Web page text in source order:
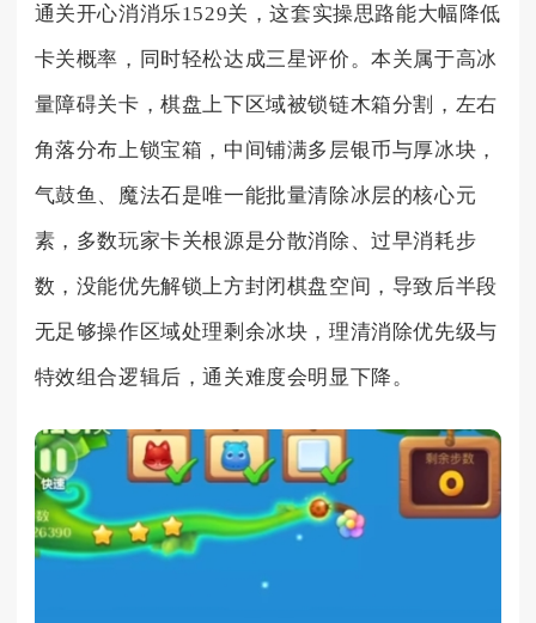
通关开心消消乐1529关，这套实操思路能大幅降低
卡关概率，同时轻松达成三星评价。本关属于高冰
量障碍关卡，棋盘上下区域被锁链木箱分割，左右
角落分布上锁宝箱，中间铺满多层银币与厚冰块，
气鼓鱼、魔法石是唯一能批量清除冰层的核心元
素，多数玩家卡关根源是分散消除、过早消耗步
数，没能优先解锁上方封闭棋盘空间，导致后半段
无足够操作区域处理剩余冰块，理清消除优先级与
特效组合逻辑后，通关难度会明显下降。